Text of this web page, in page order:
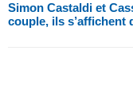
Simon Castaldi et
couple, ils s’affichent